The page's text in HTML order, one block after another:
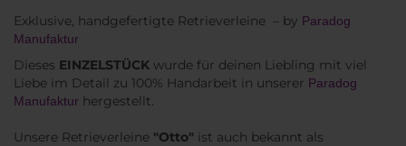
Exklusive, handgefertigte Retrieverleine – by Paradog
Manufaktur
Dieses EINZELSTÜCK wurde für deinen Liebling mit viel
Liebe im Detail zu 100% Handarbeit in unserer Paradog
Manufaktur hergestellt.
Unsere Retrieverleine "Otto" ist auch bekannt als